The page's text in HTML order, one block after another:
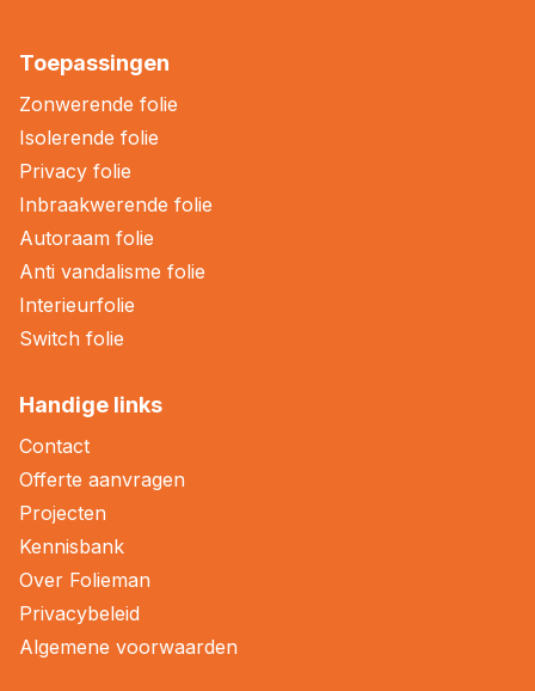
Toepassingen
Zonwerende folie
Isolerende folie
Privacy folie
Inbraakwerende folie
Autoraam folie
Anti vandalisme folie
Interieurfolie
Switch folie
Handige links
Contact
Offerte aanvragen
Projecten
Kennisbank
Over Folieman
Privacybeleid
Algemene voorwaarden